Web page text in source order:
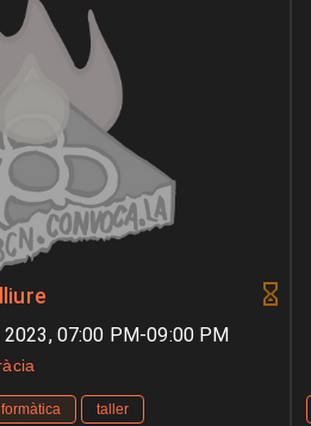
07:00 PM-09:00 PM
taller